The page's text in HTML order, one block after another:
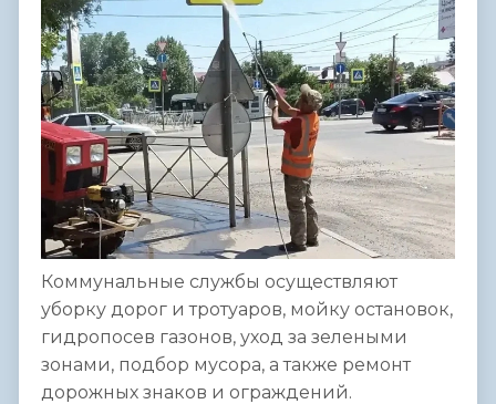
Коммунальные службы осуществляют
уборку дорог и тротуаров, мойку остановок,
гидропосев газонов, уход за зелеными
зонами, подбор мусора, а также ремонт
дорожных знаков и ограждений.